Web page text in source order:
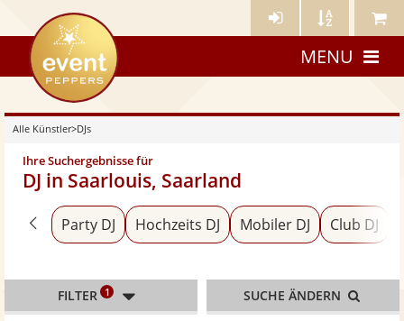
Künstler- Künstler Meine
eventpeppers
MENU
Alle Künstler>DJs
Ihre Suchergebnisse für
DJ in Saarlouis, Saarland
Zurück zu «Alle Künstler»
Party DJ Hochzeits DJ Mobiler DJ Club DJ
FILTER 1 SUCHE ÄNDERN